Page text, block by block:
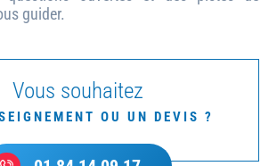
guider.
Vous souhaitez
OU UN DEVIS ?